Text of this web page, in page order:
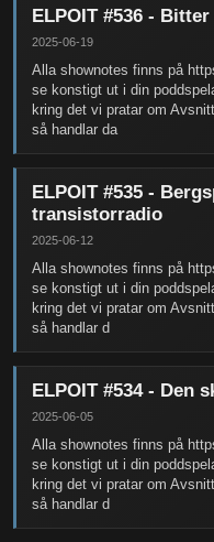
ELPOIT #536 -
2025-06-19
Alla shownotes finns på
se konstigt ut i din
kring det vi pratar om
så handlar da
ELPOIT #535 -
transistorradio
2025-06-12
Alla shownotes finns på
se konstigt ut i din
kring det vi pratar om
så handlar d
ELPOIT #534 - Den
2025-06-05
Alla shownotes finns på
se konstigt ut i din
kring det vi pratar om
så handlar d